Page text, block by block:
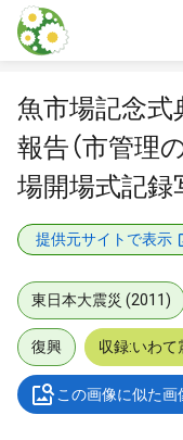
本文に飛ぶ
魚市場記念式
報告（市管理
場開場式記録
提供元サイトで表示
東日本大震災 (2011)
復興 収録:いわて
この画像に似た画